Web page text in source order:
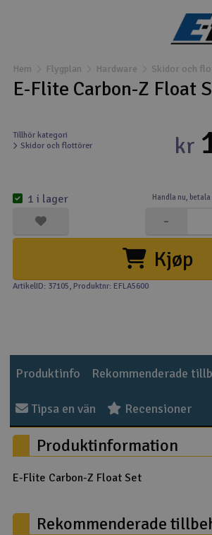
Drönare
Drönare för FPV
Flygplan
Kamerautrustning
Modellbygg- och
Modelljärnväg
Radioutrustning
Raketer
Scooter & elfordon
Smarthem, lek och hobby
Solenergi
Hem Flygplan Hardware Skidor och
E-Flite Carbon-Z Float
Tillhör kategori
Skidor och flottörer
Handla nu,
kr
Kjøp
-
1 i lager
ArtikelID: 37105, Produktnr: EFLA5600
Produktinfo Rekommenderade
Tipsa en vän Recensioner
Produktinformation
E-Flite Carbon-Z Float Set
Rekommenderade